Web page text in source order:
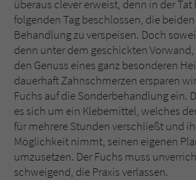
überaus clever erweist, denn in der Tat
folgenden Tag beschlossen, die
Behandlung zu verspeisen. Doch
denn unter dem geschickten
den Genuss eines ganz besonderen
dauerhaft Zahnschmerzen ersparen
Fuchs auf die Sonderbehandlung ein.
es sich um ein Klebemittel, welches
für mehrere Stunden verschließt und
Möglichkeit nimmt, seinen eigenen
umzusetzen. Der Fuchs muss
schweigend, die Praxis verlassen.